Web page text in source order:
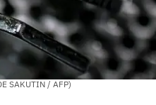
SAKUTIN / AFP)